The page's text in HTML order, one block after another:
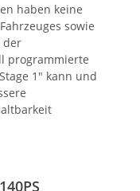
haben keine
sowie
der
programmierte
1" kann und
140PS